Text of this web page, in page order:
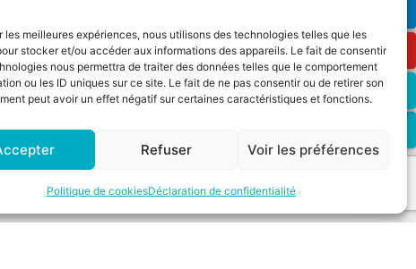
les meilleures expériences, nous utilisons des technologies telles que les
stocker et/ou accéder aux informations des appareils. Le fait de consentir
nous permettra de traiter des données telles que le comportement
ou les ID uniques sur ce site. Le fait de ne pas consentir ou de retirer son
peut avoir un effet négatif sur certaines caractéristiques et fonctions.
Refuser Voir les préférences
Politique de cookiesDéclaration de confidentialité
personnelles Plan du site